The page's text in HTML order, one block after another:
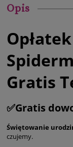
Opis
Gratis
✅Gratis
Świętowanie
czujemy.